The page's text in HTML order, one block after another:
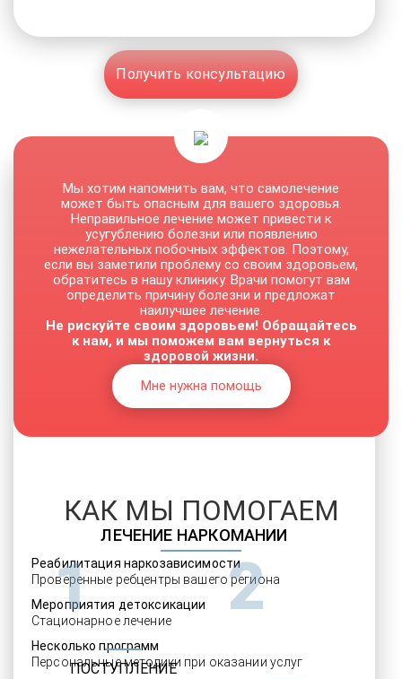
Получить консультацию
ЛЕЧЕНИЕ НАРКОМАНИИ
Реабилитация наркозависимости
Проверенные ребцентры вашего региона
Мероприятия детоксикации
Стационарное лечение
Несколько программ
Персональные методики при оказании услуг
Мы хотим напомнить вам, что самолечение
может быть опасным для вашего здоровья.
Неправильное лечение может привести к
усугублению болезни или появлению
нежелательных побочных эффектов. Поэтому,
если вы заметили проблему со своим здоровьем,
обратитесь в нашу клинику. Врачи помогут вам
определить причину болезни и предложат
наилучшее лечение.
Не рискуйте своим здоровьем! Обращайтесь
к нам, и мы поможем вам вернуться к
здоровой жизни.
Мне нужна помощь
КАК МЫ ПОМОГАЕМ
1
ПОСТУПЛЕНИЕ
2